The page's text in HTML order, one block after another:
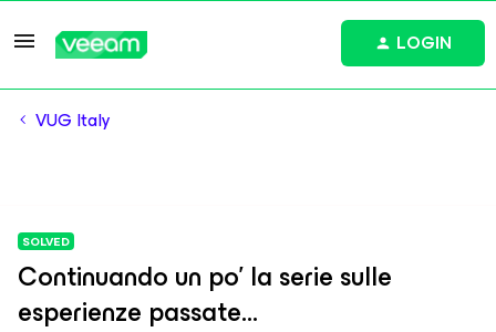
LOGIN
VUG Italy
SOLVED
Continuando un po' la serie sulle
esperienze passate...